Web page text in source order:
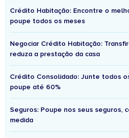
Crédito Habitação: Encontre o
poupe todos os meses
Negociar Crédito Habitação:
reduza a prestação da casa
Crédito Consolidado: Junte todos
poupe até 60%
Seguros: Poupe nos seus seguros,
medida